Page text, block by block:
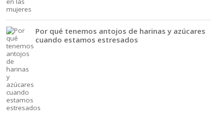
Por qué tenemos antojos de harinas y azúcares
cuando estamos estresados